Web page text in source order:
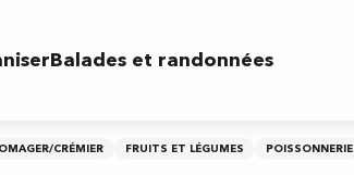
Balades et randonnées
CRÉMIER FRUITS ET LÉGUMES POISSONNERIE